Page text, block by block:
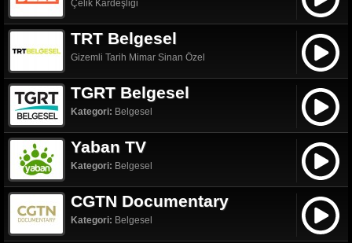
Çelik Kardeşliği
TRT Belgesel
Gizemli Tarih Mimar Sinan Özel
TGRT Belgesel
Kategori: Belgesel
Yaban TV
Kategori: Belgesel
CGTN Documentary
Kategori: Belgesel